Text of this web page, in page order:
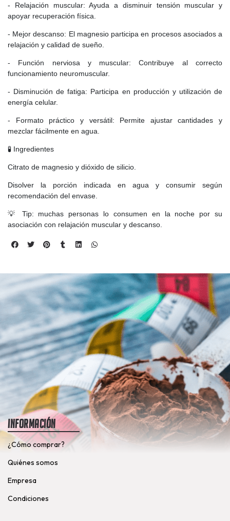
- Relajación muscular: Ayuda a disminuir tensión muscular y
apoyar recuperación física.
- Mejor descanso: El magnesio participa en procesos asociados a
relajación y calidad de sueño.
- Función nerviosa y muscular: Contribuye al correcto
funcionamiento neuromuscular.
- Disminución de fatiga: Participa en producción y utilización de
energía celular.
- Formato práctico y versátil: Permite ajustar cantidades y
mezclar fácilmente en agua.
🧪 Ingredientes
Citrato de magnesio y dióxido de silicio.
Disolver la porción indicada en agua y consumir según
recomendación del envase.
💡 Tip: muchas personas lo consumen en la noche por su
asociación con relajación muscular y descanso.
Información
¿Cómo comprar?
Quiénes somos
Empresa
Condiciones